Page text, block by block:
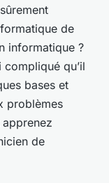
de
informatique ?
compliqué qu’il
bases et
problèmes
de